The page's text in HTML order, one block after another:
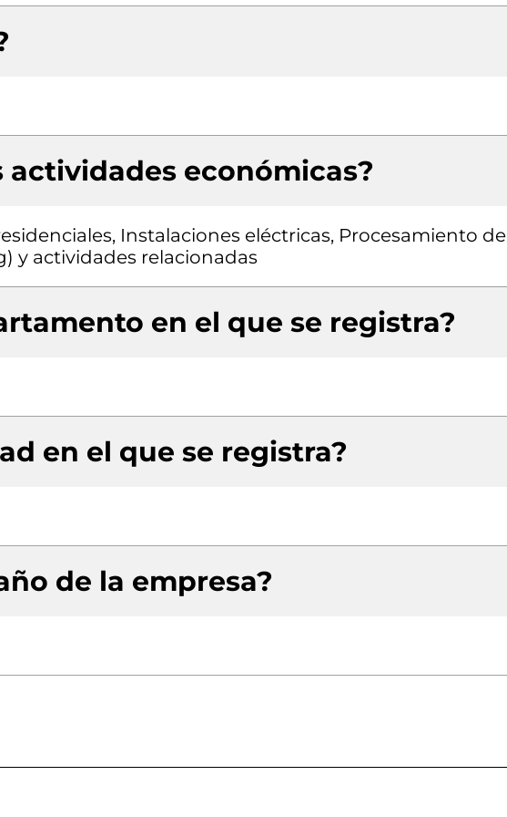
actividades económicas?
Instalaciones eléctricas, Procesamiento de
y actividades relacionadas
en el que se registra?
en el que se registra?
de la empresa?